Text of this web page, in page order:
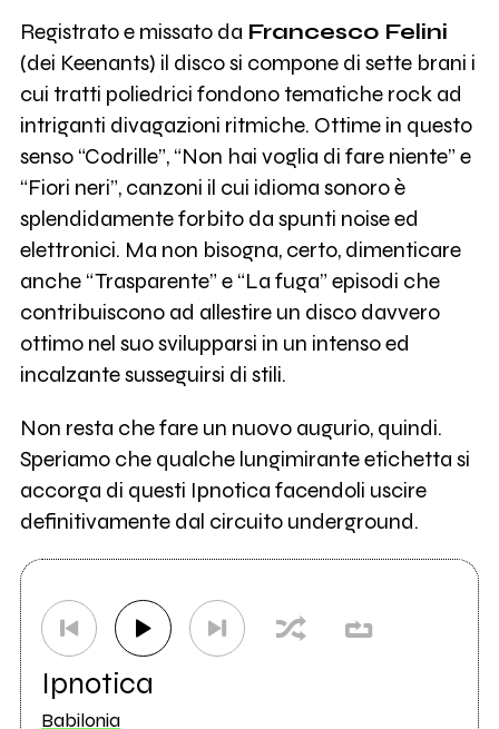
Registrato e missato da Francesco Felini
(dei Keenants) il disco si compone di sette brani i
cui tratti poliedrici fondono tematiche rock ad
intriganti divagazioni ritmiche. Ottime in questo
senso “Codrille”, “Non hai voglia di fare niente” e
“Fiori neri”, canzoni il cui idioma sonoro è
splendidamente forbito da spunti noise ed
elettronici. Ma non bisogna, certo, dimenticare
anche “Trasparente” e “La fuga” episodi che
contribuiscono ad allestire un disco davvero
ottimo nel suo svilupparsi in un intenso ed
incalzante susseguirsi di stili.
Non resta che fare un nuovo augurio, quindi.
Speriamo che qualche lungimirante etichetta si
accorga di questi Ipnotica facendoli uscire
definitivamente dal circuito underground.
Ipnotica
Babilonia